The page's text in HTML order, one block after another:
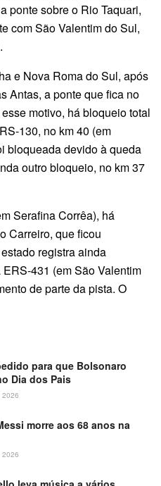
ponte sobre o Rio Taquari,
com São Valentim do Sul,
e Nova Roma do Sul, após
Antas, a ponte que fica no
motivo, há bloqueio total
130, no km 40 (em
bloqueada devido à queda
outro bloqueio, no km 37
Serafina Corrêa), há
Carreiro, que ficou
registra ainda
431 (em São Valentim
de parte da pista. O
para que Bolsonaro
Dia dos Pais
2026
morre aos 68 anos na
2026